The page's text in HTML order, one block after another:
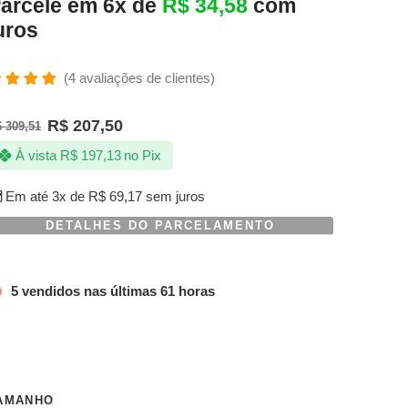
em 6x de R$ 34,58 com
de 5,
(4avaliações de clientes)
309,51 R$ 207,50
Em até 3x de R$69,17sem juros
À vista R$197,13 no Pix
DETALHES DO PARCELAMENTO
5 vendidos nas últimas 61 horas